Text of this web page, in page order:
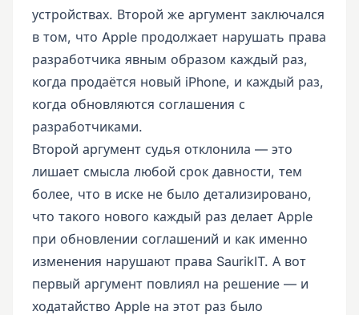
устройствах. Второй же аргумент заключался
в том, что Apple продолжает нарушать права
разработчика явным образом каждый раз,
когда продаётся новый iPhone, и каждый раз,
когда обновляются соглашения с
разработчиками.
Второй аргумент судья отклонила — это
лишает смысла любой срок давности, тем
более, что в иске не было детализировано,
что такого нового каждый раз делает Apple
при обновлении соглашений и как именно
изменения нарушают права SaurikIT. А вот
первый аргумент повлиял на решение — и
ходатайство Apple на этот раз было